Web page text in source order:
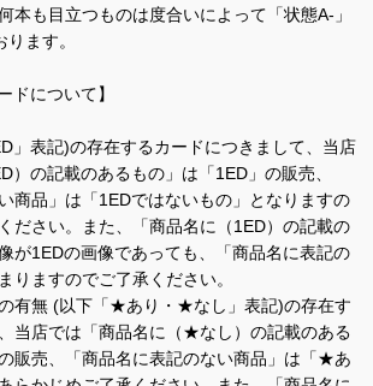
本も目立つものは度合いによって「状態A-」
ます。
ドについて】
」表記)の存在するカードにつきまして、当店
）の記載のあるもの」は「1ED」の販売、
商品」は「1EDではないもの」となりますの
ださい。また、「商品名に（1ED）の記載の
が1EDの画像であっても、「商品名に表記の
りますのでご了承ください。
有無 (以下「★あり・★なし」表記)の存在す
当店では「商品名に（★なし）の記載のある
販売、「商品名に表記のない商品」は「★あ